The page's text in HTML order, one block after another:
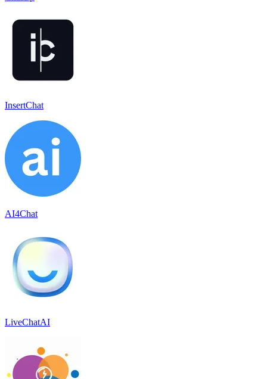
InsertChat
AI4Chat
LiveChatAI